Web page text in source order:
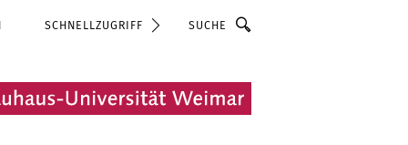
SCHNELLZUGRIFF Suche